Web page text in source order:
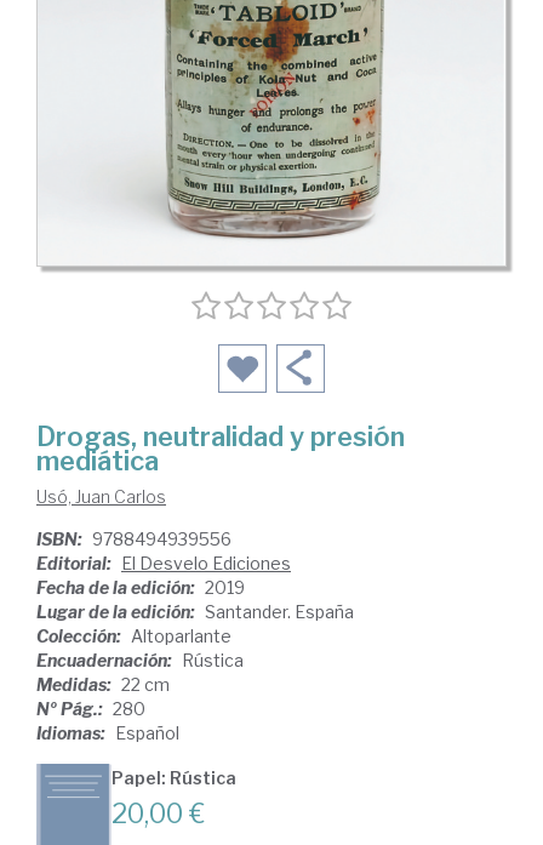
Drogas, neutralidad y presión
mediática
Usó, Juan Carlos
ISBN: 9788494939556
Editorial: El Desvelo Ediciones
Fecha de la edición: 2019
Lugar de la edición: Santander. España
Colección: Altoparlante
Encuadernación: Rústica
Medidas: 22 cm
Nº Pág.: 280
Idiomas: Español
Papel: Rústica
20,00 €